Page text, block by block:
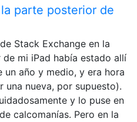
parte posterior de
Stack Exchange en la
mi iPad había estado allí
un año y medio, y era hora
una nueva, por supuesto).
y lo puse en
calcomanías. Pero en la